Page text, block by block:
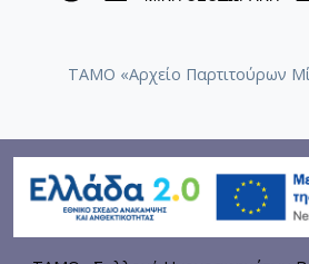
ΤΑΜΟ «Αρχείο Παρτιτούρων